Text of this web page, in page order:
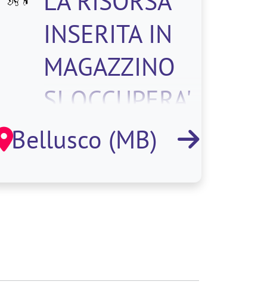
INSERITA IN
MAGAZZINO
SI OCCUPERA'
DI:. CODIFICA
Bellusco (MB)